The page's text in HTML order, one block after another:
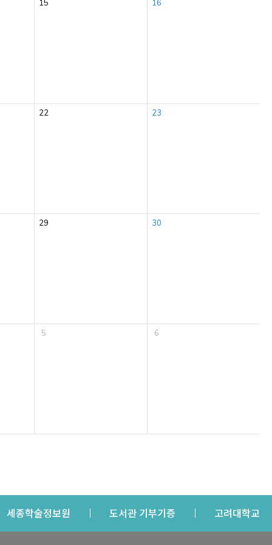
15 16
22 23
29 30
5 6
a new window
세종학술정보원 Opens a new window
도서관 기부기증 Opens a new
고려대학교